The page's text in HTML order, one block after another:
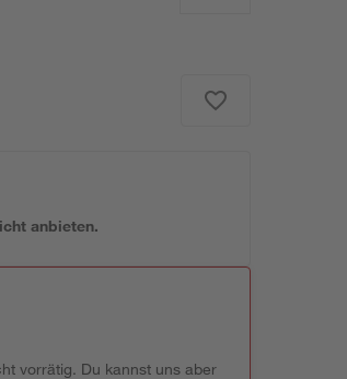
anbieten.
vorrätig. Du kannst uns aber